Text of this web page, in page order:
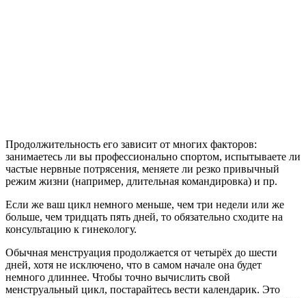
Продолжительность его зависит от многих факторов:
занимаетесь ли вы профессионально спортом, испытываете ли
частые нервные потрясения, меняете ли резко привычный
режим жизни (например, длительная командировка) и пр.
Если же ваш цикл немного меньше, чем три недели или же
больше, чем тридцать пять дней, то обязательно сходите на
консультацию к гинекологу.
Обычная менструация продолжается от четырёх до шести
дней, хотя не исключено, что в самом начале она будет
немного длиннее. Чтобы точно вычислить свой
менструальный цикл, постарайтесь вести календарик. Это